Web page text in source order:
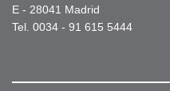
E - 28041 Madrid
Tel. 0034 - 91 615 5444